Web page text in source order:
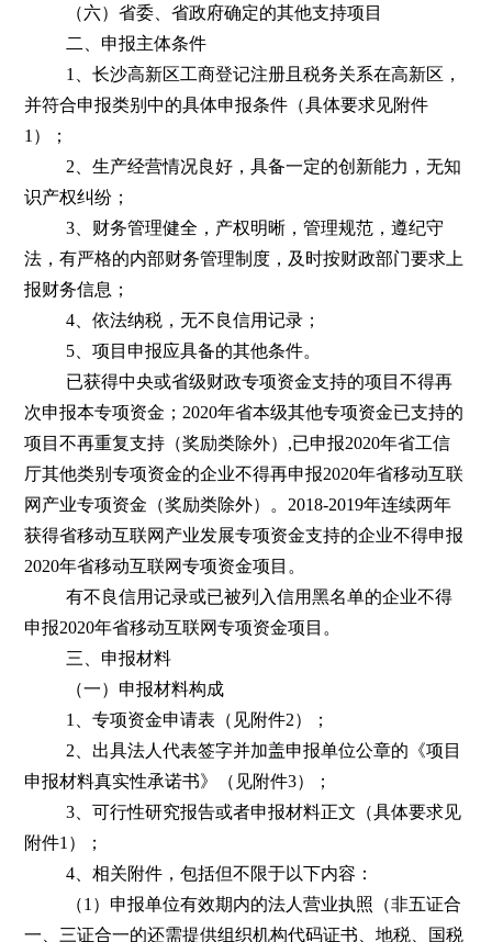
（六）省委、省政府确定的其他支持项目
二、申报主体条件
1、长沙高新区工商登记注册且税务关系在高新区，
并符合申报类别中的具体申报条件（具体要求见附件
1）；
2、生产经营情况良好，具备一定的创新能力，无知
识产权纠纷；
3、财务管理健全，产权明晰，管理规范，遵纪守
法，有严格的内部财务管理制度，及时按财政部门要求上
报财务信息；
4、依法纳税，无不良信用记录；
5、项目申报应具备的其他条件。
已获得中央或省级财政专项资金支持的项目不得再
次申报本专项资金；2020年省本级其他专项资金已支持的
项目不再重复支持（奖励类除外）,已申报2020年省工信
厅其他类别专项资金的企业不得再申报2020年省移动互联
网产业专项资金（奖励类除外）。2018-2019年连续两年
获得省移动互联网产业发展专项资金支持的企业不得申报
2020年省移动互联网专项资金项目。
有不良信用记录或已被列入信用黑名单的企业不得
申报2020年省移动互联网专项资金项目。
三、申报材料
（一）申报材料构成
1、专项资金申请表（见附件2）；
2、出具法人代表签字并加盖申报单位公章的《项目
申报材料真实性承诺书》（见附件3）；
3、可行性研究报告或者申报材料正文（具体要求见
附件1）；
4、相关附件，包括但不限于以下内容：
（1）申报单位有效期内的法人营业执照（非五证合
一、三证合一的还需提供组织机构代码证书、地税、国税